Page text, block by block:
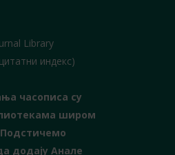
Library
индекс)
часописа су
широм
Подстичемо
додају Анале